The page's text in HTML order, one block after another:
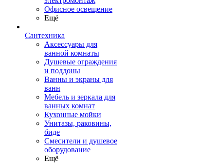
Офисное освещение
Ещё
Сантехника
Аксессуары для
ванной комнаты
Душевые ограждения
и поддоны
Ванны и экраны для
ванн
Мебель и зеркала для
ванных комнат
Кухонные мойки
Унитазы, раковины,
биде
Смесители и душевое
оборудование
Ещё